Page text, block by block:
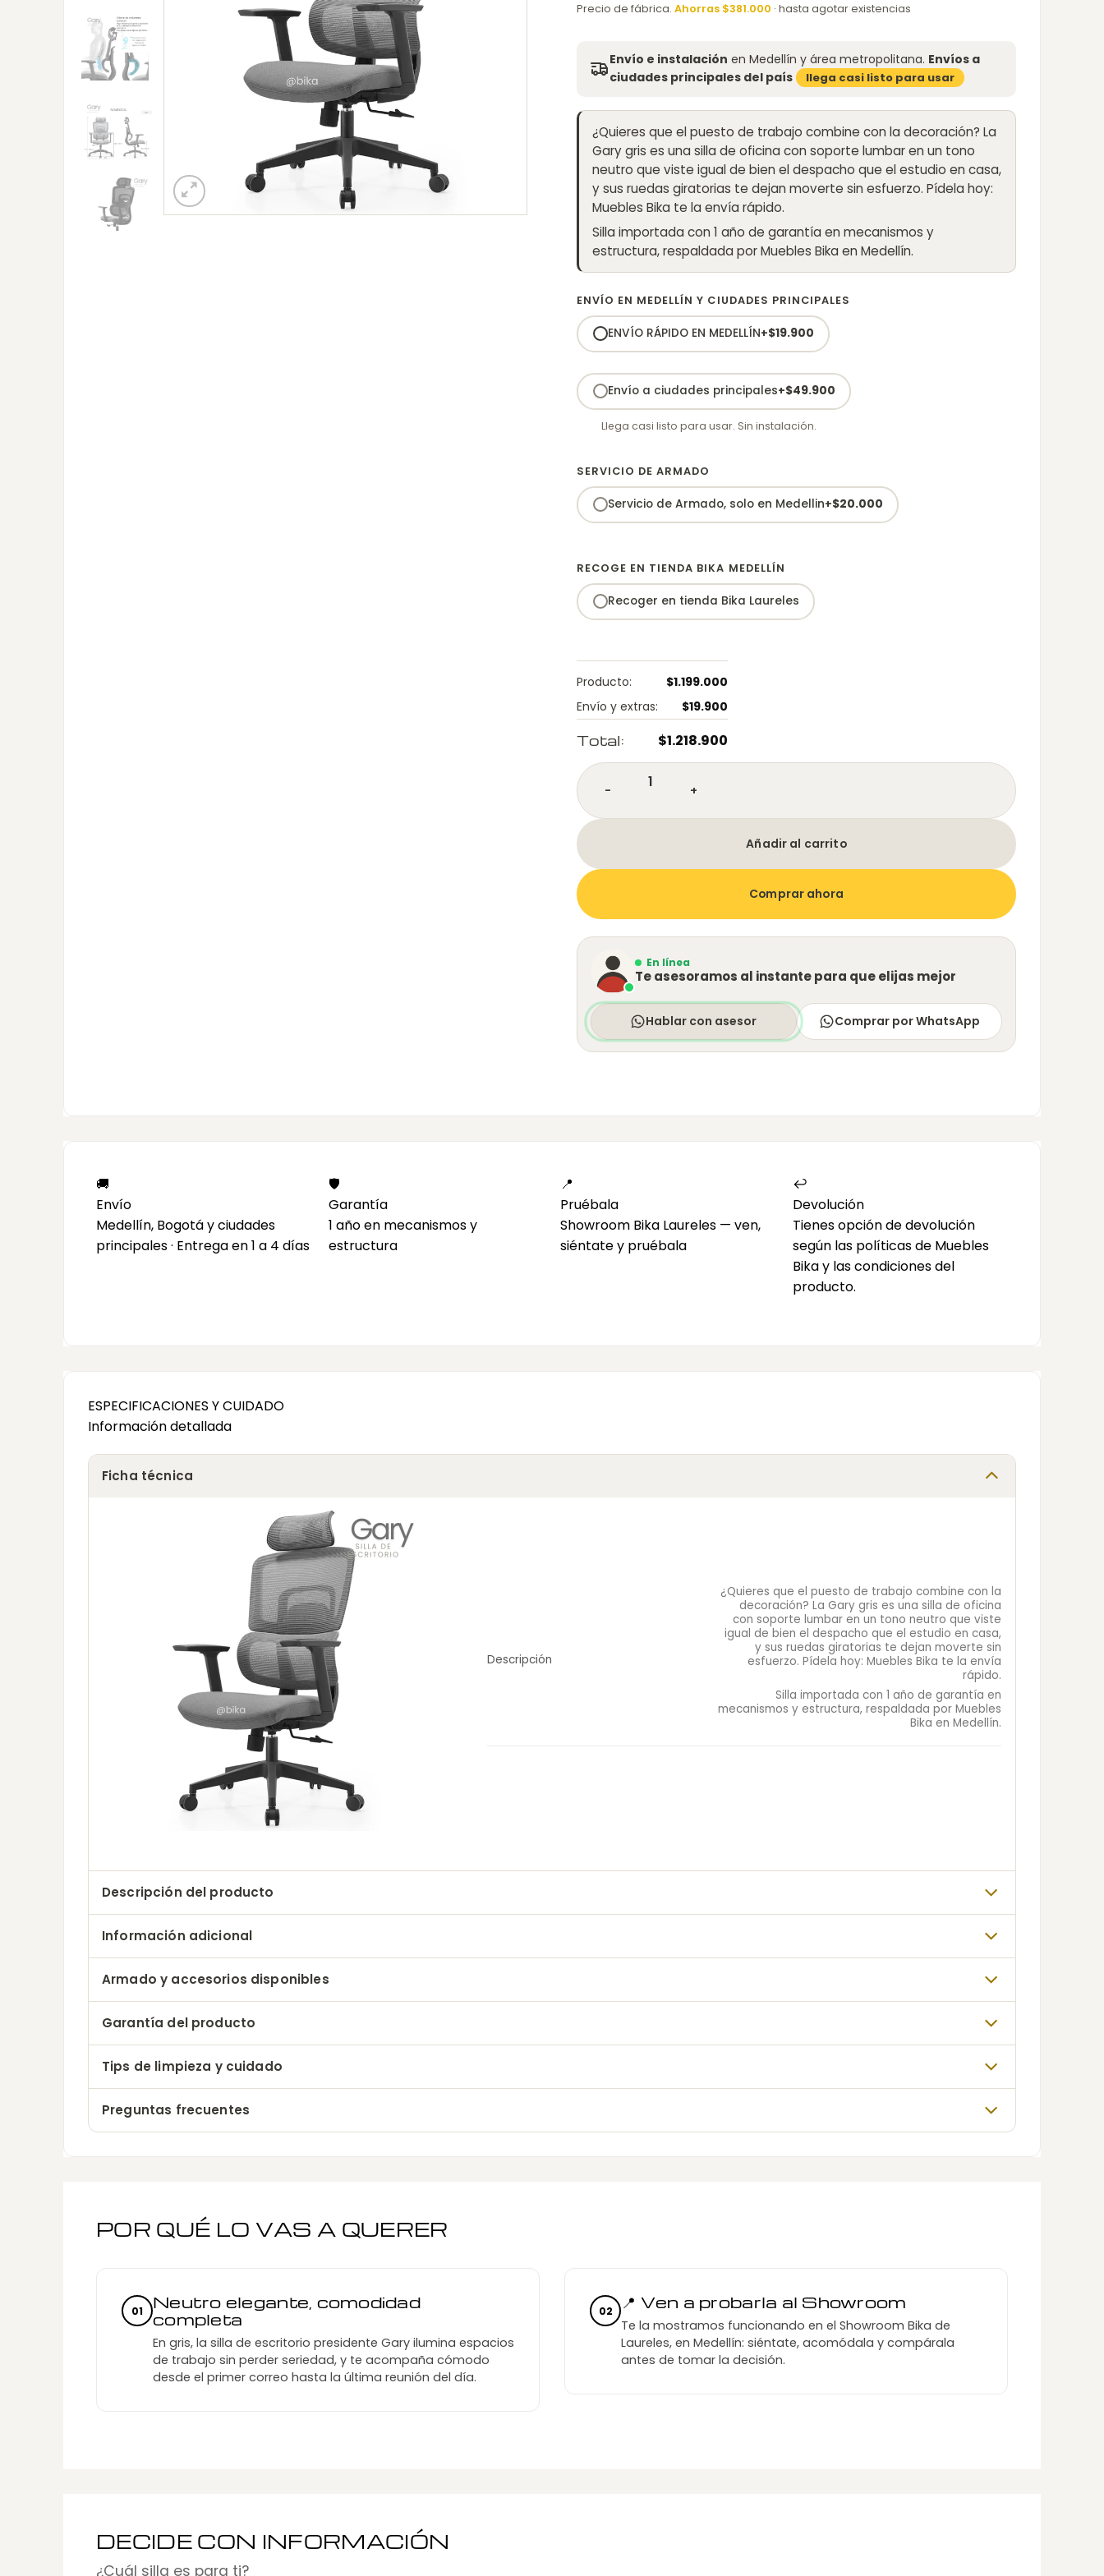
$1.580.000. $1.199.000.
Precio de fábrica. Ahorras $381.000 · hasta agotar existencias
Envío e instalación en Medellín y área metropolitana. Envíos a
ciudades principales del país
llega casi listo para usar
¿Quieres que el puesto de trabajo combine con la decoración? La
Gary gris es una silla de oficina con soporte lumbar en un tono
neutro que viste igual de bien el despacho que el estudio en casa,
y sus ruedas giratorias te dejan moverte sin esfuerzo. Pídela hoy:
Muebles Bika te la envía rápido.
Silla importada con 1 año de garantía en mecanismos y
estructura, respaldada por Muebles Bika en Medellín.
ENVÍO EN MEDELLÍN Y CIUDADES PRINCIPALES
ENVÍO RÁPIDO EN MEDELLÍN+$19.900
Envío a ciudades principales+$49.900
Llega casi listo para usar. Sin instalación.
SERVICIO DE ARMADO
Servicio de Armado, solo en Medellin+$20.000
RECOGE EN TIENDA BIKA MEDELLÍN
Producto: $1.199.000
Envío y extras:
$19.900
Total: $1.218.900
Silla de Escritorio Presidente Gary gris cantidad
Añadir al carrito
Comprar ahora
En línea
Te asesoramos al instante para que elijas mejor
Hablar con asesor Comprar por WhatsApp
🚚
Envío
Medellín, Bogotá y ciudades
principales · Entrega en 1 a 4 días
🛡️
Garantía
1 año en mecanismos y
estructura
📍
Pruébala
Showroom Bika Laureles — ven,
siéntate y pruébala
↩️
Devolución
Tienes opción de devolución
según las políticas de Muebles
Bika y las condiciones del
producto.
ESPECIFICACIONES Y CUIDADO
Información detallada
Ficha técnica
Descripción
¿Quieres que el puesto de trabajo combine con la
decoración? La Gary gris es una silla de oficina
con soporte lumbar en un tono neutro que viste
igual de bien el despacho que el estudio en casa,
y sus ruedas giratorias te dejan moverte sin
esfuerzo. Pídela hoy: Muebles Bika te la envía
rápido.
Silla importada con 1 año de garantía en
mecanismos y estructura, respaldada por Muebles
Bika en Medellín.
Descripción del producto
Información adicional
Armado y accesorios disponibles
Garantía del producto
Tips de limpieza y cuidado
Preguntas frecuentes
POR QUÉ LO VAS A QUERER
01
Neutro elegante, comodidad
completa
En gris, la silla de escritorio presidente Gary ilumina espacios
de trabajo sin perder seriedad, y te acompaña cómodo
desde el primer correo hasta la última reunión del día.
02 📍 Ven a probarla al Showroom
Te la mostramos funcionando en el Showroom Bika de
Laureles, en Medellín: siéntate, acomódala y compárala
antes de tomar la decisión.
DECIDE CON INFORMACIÓN
¿Cuál silla es para ti?